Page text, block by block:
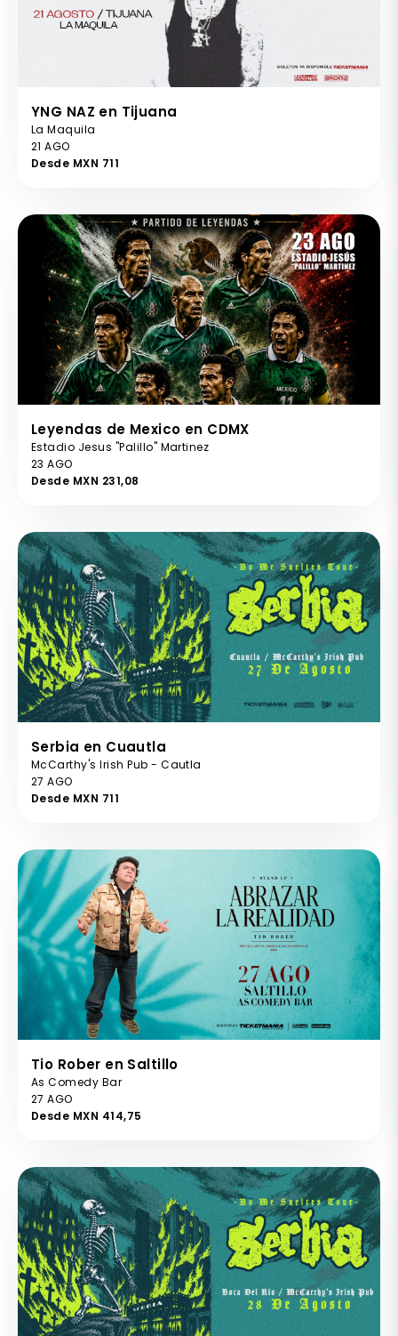
YNG NAZ en Tijuana
La Maquila
21 AGO
Desde MXN 711
Leyendas de Mexico en CDMX
Estadio Jesus "Palillo" Martinez
23 AGO
Desde MXN 231,08
Serbia en Cuautla
McCarthy's Irish Pub - Cautla
27 AGO
Desde MXN 711
Tio Rober en Saltillo
As Comedy Bar
27 AGO
Desde MXN 414,75